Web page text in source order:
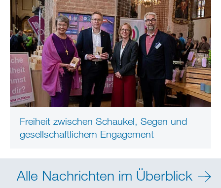
Freiheit zwischen Schaukel, Segen und
gesellschaftlichem Engagement
Alle Nachrichten im Überblick